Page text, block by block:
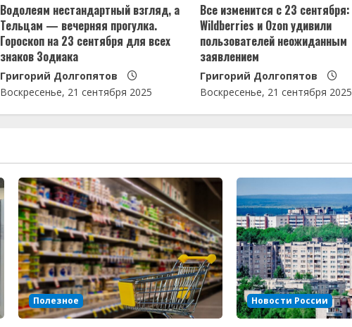
Водолеям нестандартный взгляд, а
Тельцам — вечерняя прогулка.
Гороскоп на 23 сентября для всех
знаков Зодиака
Григорий Долгопятов
Воскресенье, 21 сентября 2025
Все изменится с 23 сентября:
Wildberries и Ozon удивили
пользователей неожиданным
заявлением
Григорий Долгопятов
Воскресенье, 21 сентября 2025
Полезное Новости России